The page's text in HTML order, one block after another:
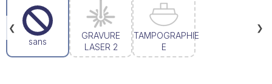
sans
GRAVURE
LASER 2
TAMPOGRAPHIE
E
❯
❮